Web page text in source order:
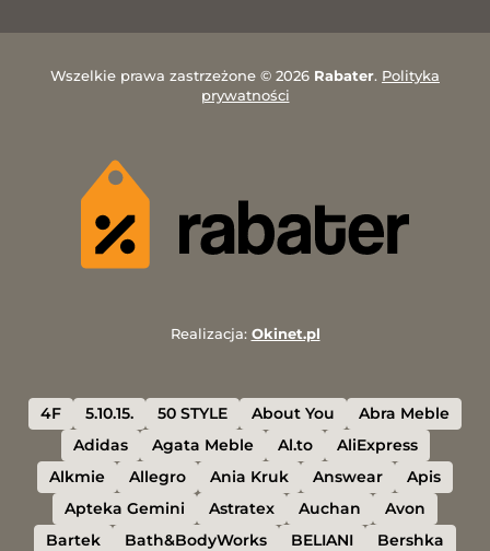
Wszelkie prawa zastrzeżone © 2026 Rabater. Polityka
prywatności
Realizacja: Okinet.pl
4F 5.10.15. 50 STYLE About You
Abra Meble
Adidas
Agata Meble Al.to
AliExpress
Alkmie
Allegro Ania Kruk Answear
Apis
Apteka Gemini
Astratex Auchan
Avon
Bartek
Bath&BodyWorks BELIANI
Bershka